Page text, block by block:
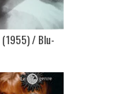
/ Blu-